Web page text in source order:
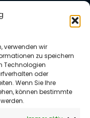
verwenden wir
zu speichern
Technologien
oder
Wenn Sie Ihre
können bestimmte
und Rückgaben